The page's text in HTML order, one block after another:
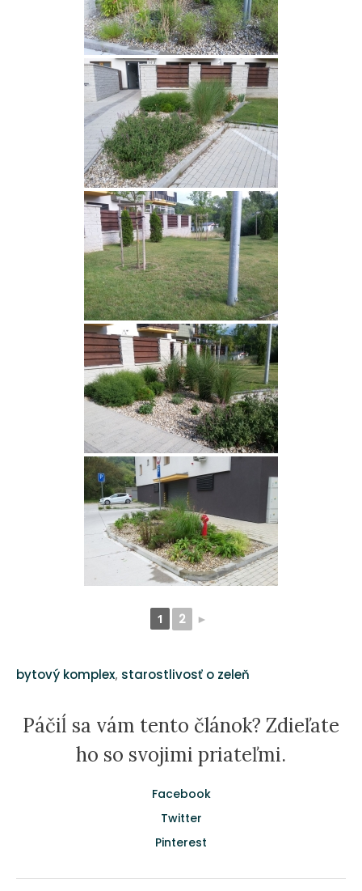
1 2 ►
bytový komplex, starostlivosť o zeleň
Páčiĺ sa vám tento článok? Zdieľate
ho so svojimi priateľmi.
Facebook
Twitter
Pinterest